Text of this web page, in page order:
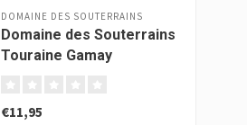
DOMAINE DES SOUTERRAINS
Domaine des Souterrains
Touraine Gamay
€11,95